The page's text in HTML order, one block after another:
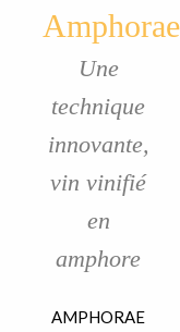
Amphorae
Une
technique
innovante,
vin vinifié
en
amphore
AMPHORAE